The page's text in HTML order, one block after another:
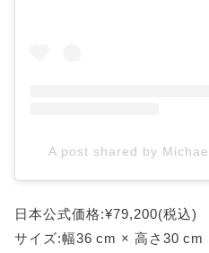
A post shared by
日本公式価格:¥79,200(税込)
サイズ:幅36 cm × 高さ30 cm